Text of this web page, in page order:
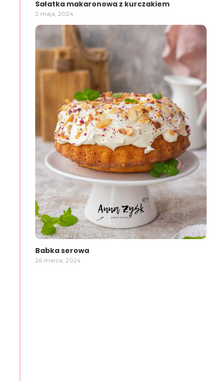
Sałatka makaronowa z kurczakiem
2 maja, 2024
Babka serowa
26 marca, 2024